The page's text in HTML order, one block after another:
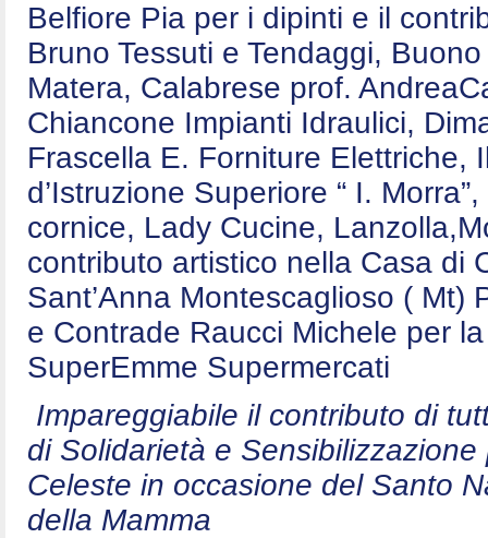
Belfiore Pia per i dipinti e il
Bruno Tessuti e Tendaggi,
Matera, Calabrese prof.
Chiancone Impianti Idraulici,
Frascella E. Forniture Elettriche,
d’Istruzione Superiore “ I.
cornice, Lady Cucine,
contributo artistico nella Casa di
Sant’Anna Montescaglioso ( Mt)
e Contrade Raucci Michele per
SuperEmme Supermercati
Impareggiabile il contributo di
di Solidarietà e
Celeste in occasione del Santo
della Mamma